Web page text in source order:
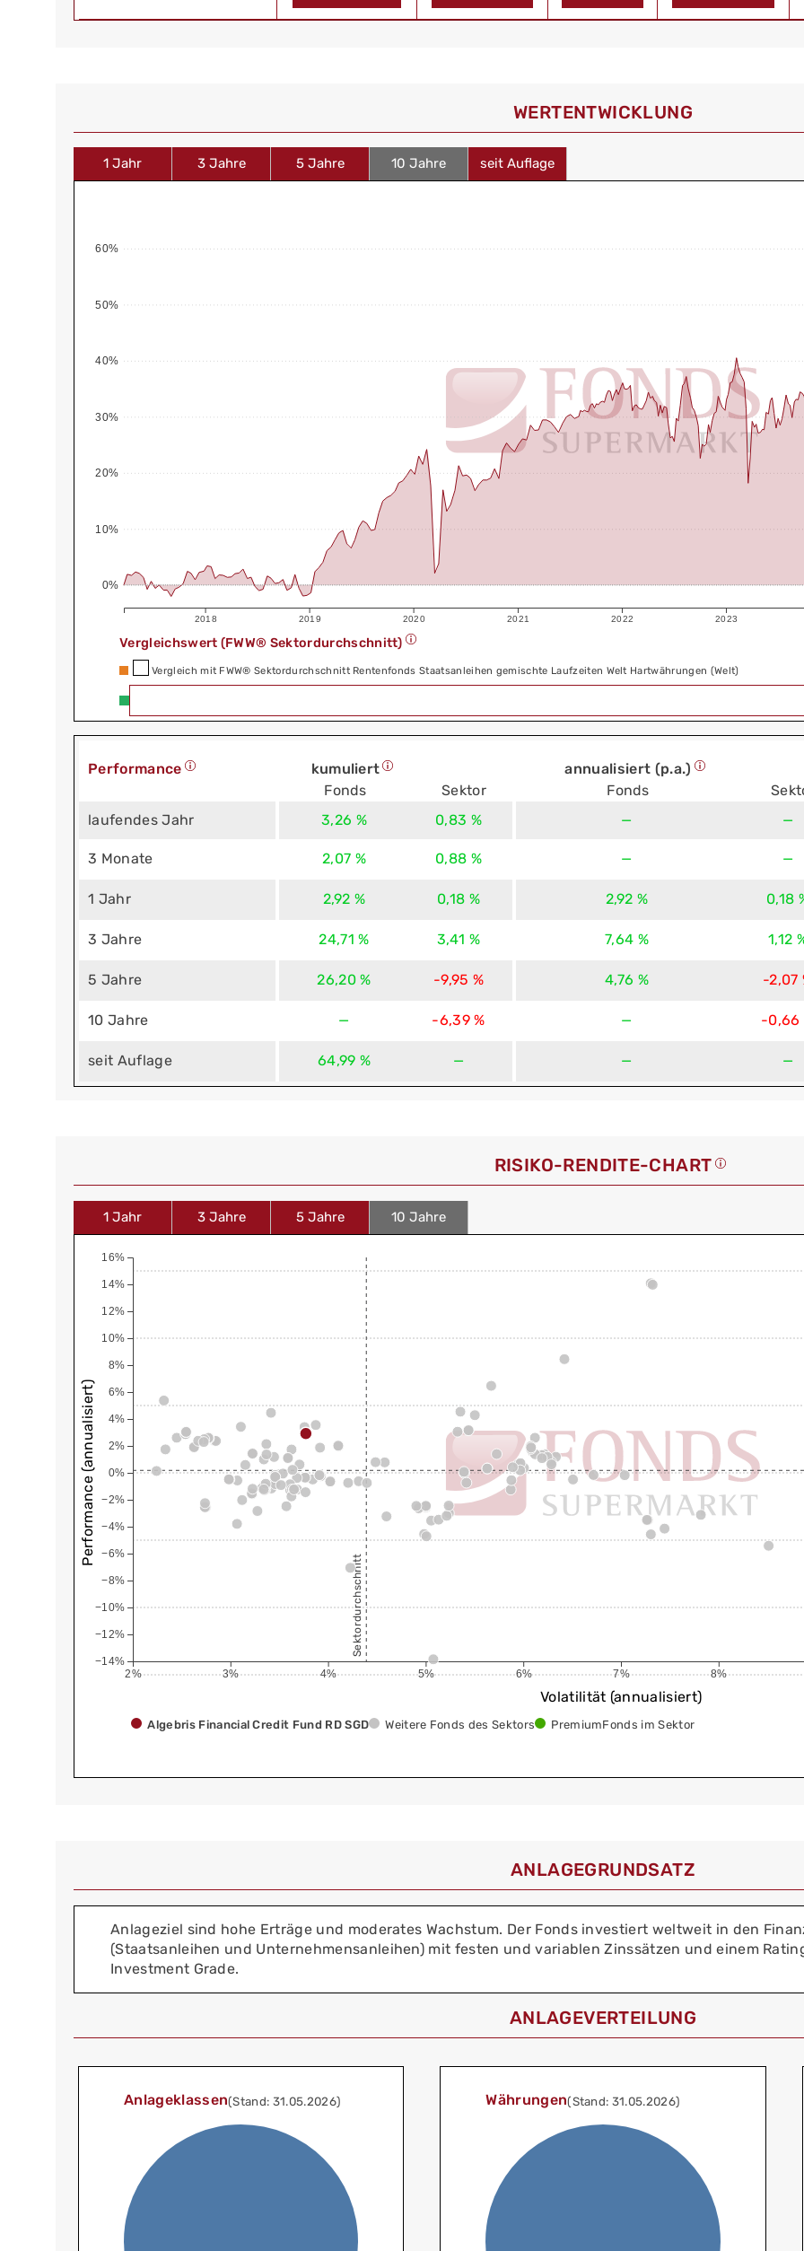
WERT­ENTWICKLUNG
1 Jahr 3 Jahre 5 Jahre 10 Jahre seit Auflage
2018 2019 2020 2021 2022 2023
0%
10%
20%
30%
40%
50%
60%
Vergleichswert (FWW® Sektordurchschnitt)
Vergleich mit FWW® Sektordurchschnitt Rentenfonds Staatsanleihen gemischte Laufzeiten Welt Hartwährungen (Welt)
Performance
kumuliert
Fonds
Sektor
annualisiert (p.a.)
Fonds
laufendes Jahr
3,26 % 0,83 % — —
3 Monate 2,07 % 0,88 % — —
1 Jahr 2,92 % 0,18 % 2,92 % 0,18
3 Jahre 24,71 % 3,41 % 7,64 % 1,12
5 Jahre 26,20 % -9,95 % 4,76 % -2,07
10 Jahre — -6,39 % — -0,66
seit Auflage 64,99 % — — —
RISIKO-RENDITE-CHART
1 Jahr 3 Jahre 5 Jahre 10 Jahre
2% 3% 4% 5% 6% 7% 8%
−14%
−12%
−10%
−8%
−6%
−4%
−2%
0%
2%
4%
6%
8%
10%
12%
14%
16%
Sektordurchschnitt
Volatilität (annualisiert)
Performance (annualisiert)
Algebris Financial Credit Fund RD SGD Weitere Fonds des Sektors PremiumFonds im Sektor
ANLAGEGRUNDSATZ
Anlageziel sind hohe Erträge und moderates Wachstum. Der Fonds investiert weltweit in den
(Staatsanleihen und Unternehmensanleihen) mit festen und variablen Zinssätzen und einem
Investment Grade.
ANLAGEVERTEILUNG
Anlageklassen(Stand: 31.05.2026) Währungen(Stand: 31.05.2026)